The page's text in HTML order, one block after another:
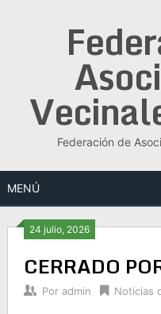
Federación de
MENÚ
24 julio, 2026
CERRADO
Por admin Noticias